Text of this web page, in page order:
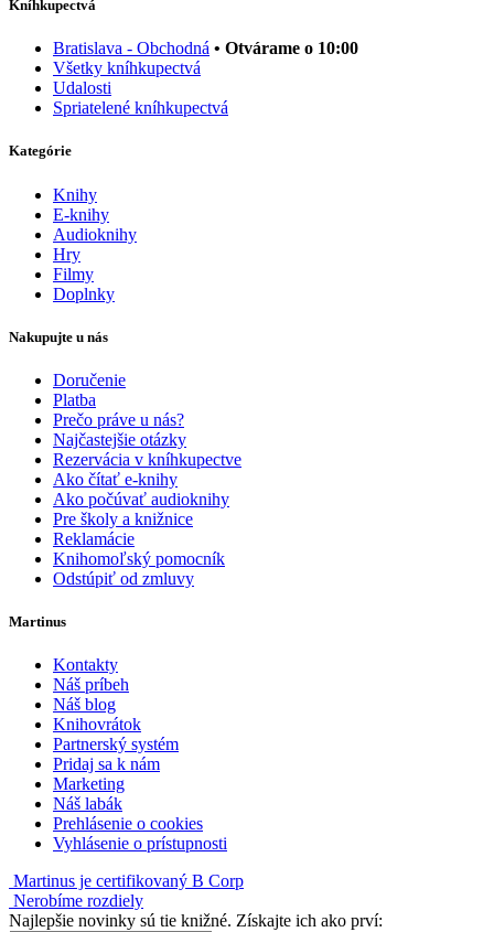
Kníhkupectvá
Bratislava - Obchodná • Otvárame o 10:00
Všetky kníhkupectvá
Udalosti
Spriatelené kníhkupectvá
Kategórie
Knihy
E-knihy
Audioknihy
Hry
Filmy
Doplnky
Nakupujte u nás
Doručenie
Platba
Prečo práve u nás?
Najčastejšie otázky
Rezervácia v kníhkupectve
Ako čítať e-knihy
Ako počúvať audioknihy
Pre školy a knižnice
Reklamácie
Knihomoľský pomocník
Odstúpiť od zmluvy
Martinus
Kontakty
Náš príbeh
Náš blog
Knihovrátok
Partnerský systém
Pridaj sa k nám
Marketing
Náš labák
Prehlásenie o cookies
Vyhlásenie o prístupnosti
Martinus je certifikovaný B Corp
Nerobíme rozdiely
Najlepšie novinky sú tie knižné. Získajte ich ako prví: